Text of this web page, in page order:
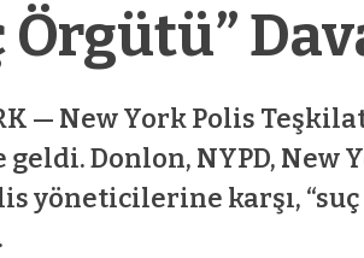
Örgütü”
— New York Polis
Donlon, NYPD, New
yöneticilerine karşı,